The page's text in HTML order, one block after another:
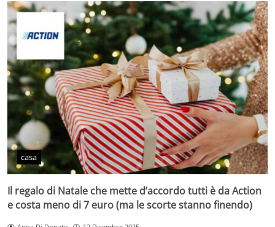
casa
Il regalo di Natale che mette d’accordo tutti è da Action
e costa meno di 7 euro (ma le scorte stanno finendo)